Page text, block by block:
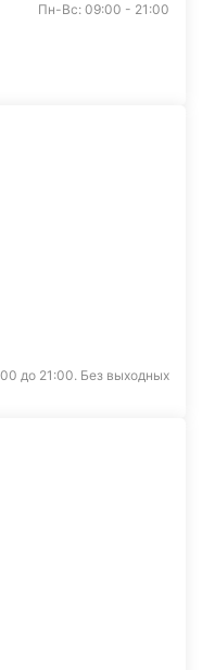
Пн-Вс: 09:00 - 21:00
до 21:00. Без выходных